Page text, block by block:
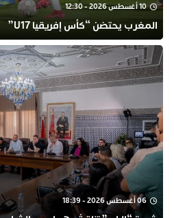
10 أغسطس 2026 - 12:30
المغرب يحتضن “كأس إفريقيا U17”
06 أغسطس 2026 - 18:39